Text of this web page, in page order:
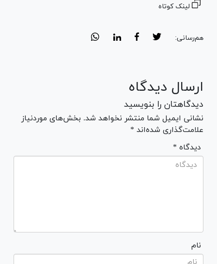
لینک کوتاه
هم‌رسانی:
ارسال دیدگاه
دیدگاهتان را بنویسید
نشانی ایمیل شما منتشر نخواهد شد. بخش‌های موردنیاز
علامت‌گذاری شده‌اند *
* دیدگاه
نام